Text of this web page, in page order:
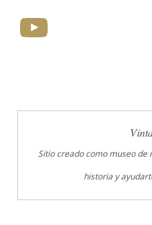
YouTube
Sitio creado como museo de
historia y